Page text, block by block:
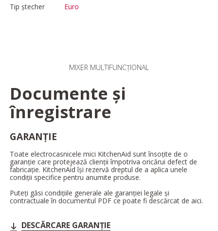
Tip ștecher Euro
MIXER MULTIFUNCȚIONAL
Documente și
înregistrare
GARANȚIE
Toate electrocasnicele mici KitchenAid sunt însoțite de o
garanție care protejează clienții împotriva oricărui defect de
fabricație. KitchenAid își rezervă dreptul de a aplica unele
condiții specifice pentru anumite produse.
Puteți găsi condițiile generale ale garanției legale și
contractuale în documentul PDF ce poate fi descărcat de aici.
DESCĂRCARE GARANȚIE